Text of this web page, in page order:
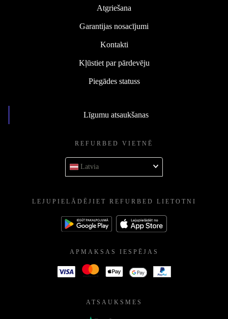
Atgriešana
Garantijas nosacījumi
Kontakti
Kļūstiet par pārdevēju
Piegādes statuss
Līgumu atsaukšanas
REFURBED VIETNĒ
Latvia
LEJUPIELĀDĒJIET REFURBED LIETOTNI
APMAKSAS IESPĒJAS
ATSAUKSMES